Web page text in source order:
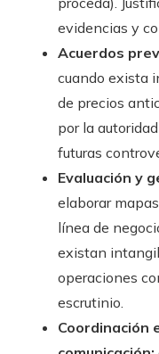
evidencias y
Acuerdos
cuando exista
de precios
por la
futuras
Evaluación y
elaborar
línea de
existan
operaciones
escrutinio.
Coordinación